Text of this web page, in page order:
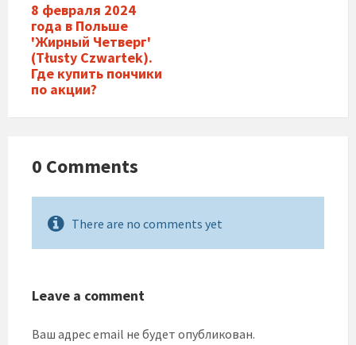
8 февраля 2024
года в Польше
'Жирный Четверг'
(Tłusty Czwartek).
Где купить пончики
по акции?
0 Comments
There are no comments yet
Leave a comment
Ваш адрес email не будет опубликован.